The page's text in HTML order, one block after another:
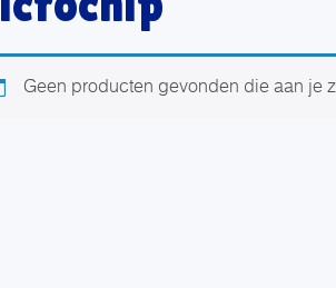
Geen producten gevonden die aan je